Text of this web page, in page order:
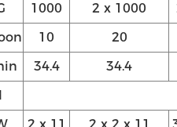
1000 2 x 1000
10 20
34.4 34.4